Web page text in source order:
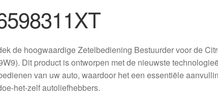
de hoogwaardige Zetelbediening Bestuurder voor de
Dit product is ontworpen met de nieuwste
van uw auto, waardoor het een essentiële
het-zelf autoliefhebbers.